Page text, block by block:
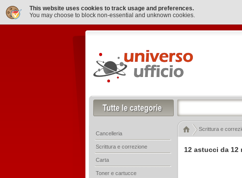
This website uses cookies to track usage and preferences.
You may choose to block non-essential and unknown cookies.
12 astucci da 12
Scrittura e
Cancelleria
Scrittura e correzione
Carta
Toner e cartucce